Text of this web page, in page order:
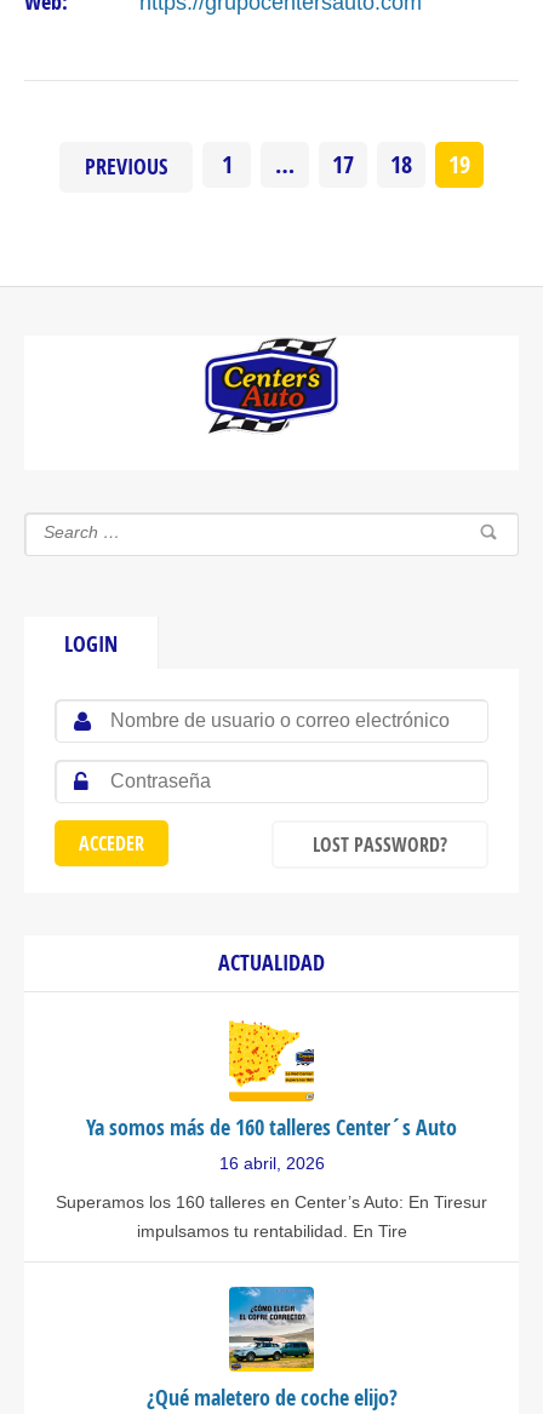
PREVIOUS 1 … 17 18 19
LOGIN
LOST PASSWORD?
ACTUALIDAD
Ya somos más de 160 talleres Center´s Auto
16 abril, 2026
Superamos los 160 talleres en Center’s Auto: En Tiresur
impulsamos tu rentabilidad. En Tire
¿Qué maletero de coche elijo?